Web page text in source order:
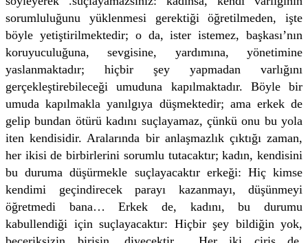
sorumluluğunu yüklenmesi gerektiği öğretilmeden, işte
böyle yetiştirilmektedir; o da, ister istemez, başkası’nın
koruyuculuğuna, sevgisine, yardımına, yönetimine
yaslanmaktadır; hiçbir şey yapmadan varlığını
gerçekleştirebileceği umuduna kapılmaktadır. Böyle bir
umuda kapılmakla yanılgıya düşmektedir; ama erkek de
gelip bundan ötürü kadını suçlayamaz, çünkü onu bu yola
iten kendisidir. Aralarında bir anlaşmazlık çıktığı zaman,
her ikisi de birbirlerini sorumlu tutacaktır; kadın, kendisini
bu duruma düşürmekle suçlayacaktır erkeği: Hiç kimse
kendimi geçindirecek parayı kazanmayı, düşünmeyi
öğretmedi bana… Erkek de, kadını, bu durumu
kabullendiği için suçlayacaktır: Hiçbir şey bildiğin yok,